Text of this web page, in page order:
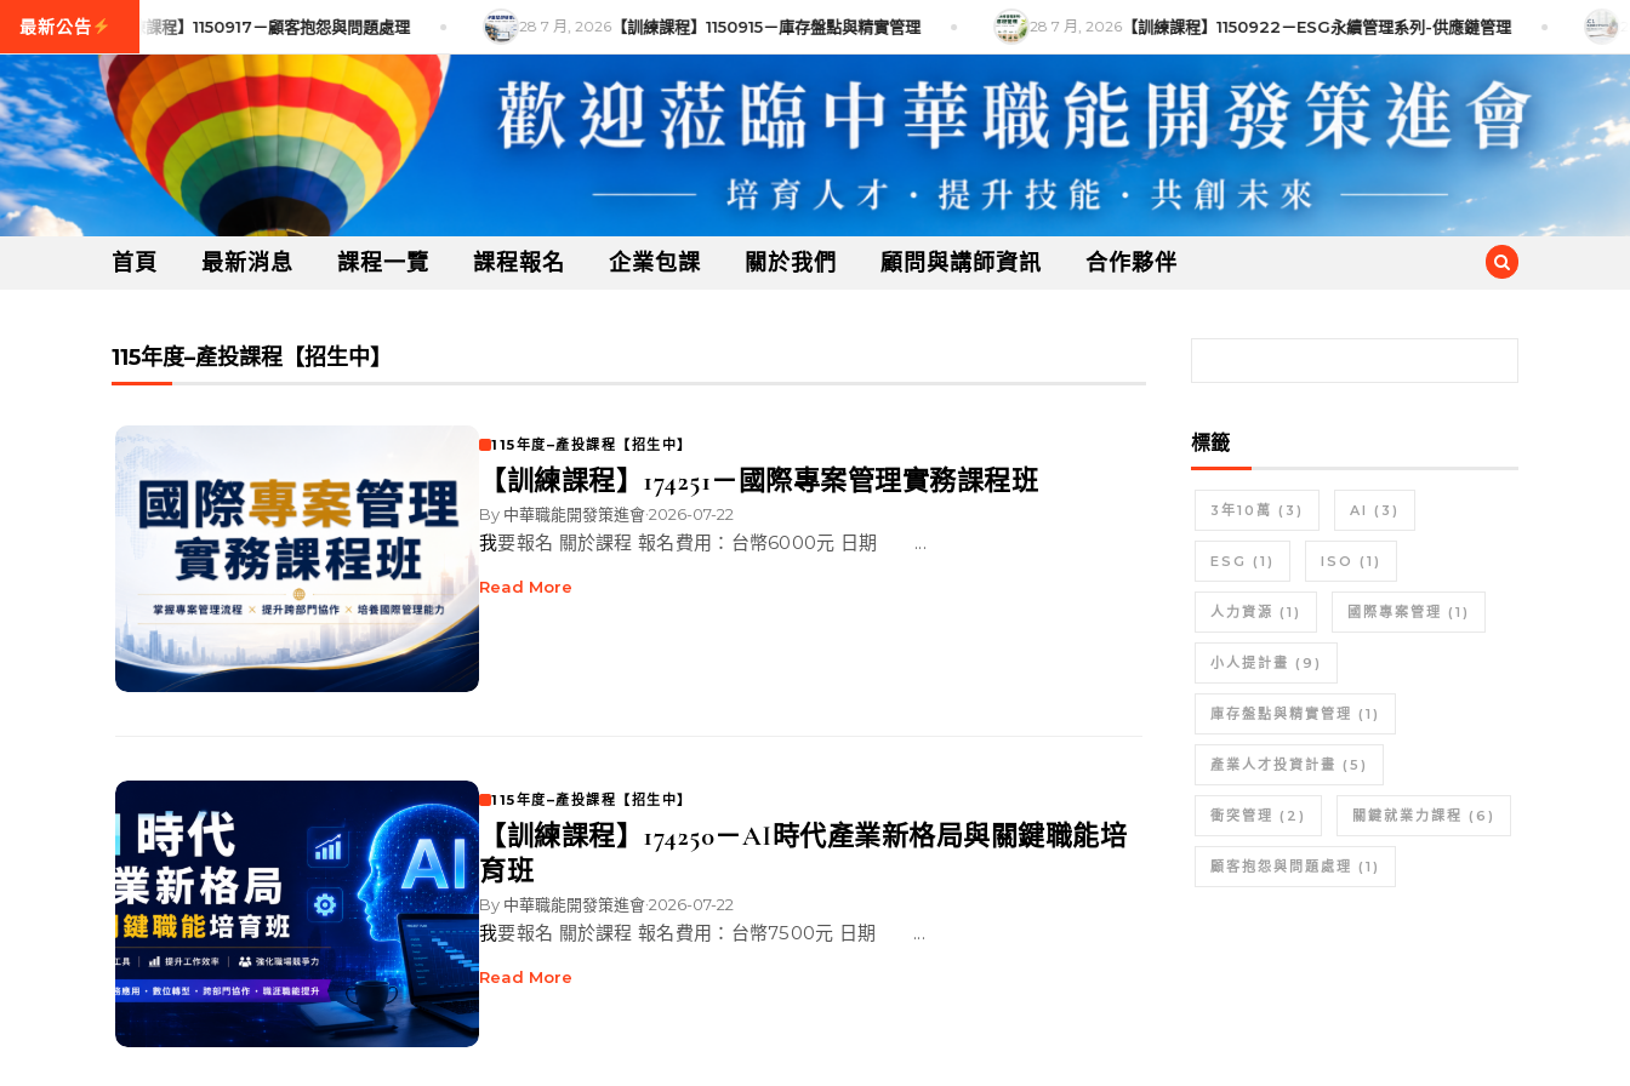
Skip to content
7 月, 2026【訓練課程】1150917－顧客抱怨與問題處理 28 7 月, 2026【訓練課程】1150915－庫存盤點與精實管理 28 7 月, 2026【訓練課程】1150922－ESG永續管理系列-供應鏈管理 28
首頁 最新消息 課程一覽 課程報名 企業包課 關於我們 顧問與講師資訊 合作夥伴
115年度–產投課程【招生中】
115年度–產投課程【招生中】
【訓練課程】174251－國際專案管理實務課程班
By 中華職能開發策進會•2026-07-22
我要報名 關於課程 報名費用：台幣6000元 日期 ...
Read More
115年度–產投課程【招生中】
【訓練課程】174250－AI時代產業新格局與關鍵職能培
育班
By 中華職能開發策進會•2026-07-22
我要報名 關於課程 報名費用：台幣7500元 日期 ...
Read More
標籤
3年10萬 (3) AI (3)
ESG (1) ISO (1)
人力資源 (1) 國際專案管理 (1)
小人提計畫 (9)
庫存盤點與精實管理 (1)
產業人才投資計畫 (5)
衝突管理 (2) 關鍵就業力課程 (6)
顧客抱怨與問題處理 (1)